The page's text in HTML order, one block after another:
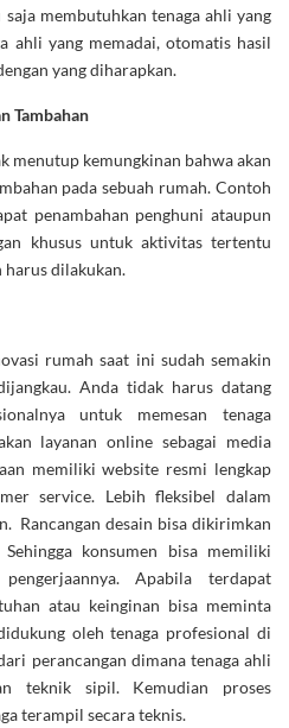
membutuhkan tenaga ahli yang
ahli yang memadai, otomatis hasil
yang diharapkan.
Tambahan
menutup kemungkinan bahwa akan
pada sebuah rumah. Contoh
penambahan penghuni ataupun
khusus untuk aktivitas tertentu
harus dilakukan.
rumah saat ini sudah semakin
Anda tidak harus datang
untuk memesan tenaga
layanan online sebagai media
memiliki website resmi lengkap
service. Lebih fleksibel dalam
Rancangan desain bisa dikirimkan
konsumen bisa memiliki
Apabila terdapat
atau keinginan bisa meminta
oleh tenaga profesional di
perancangan dimana tenaga ahli
teknik sipil. Kemudian proses
terampil secara teknis.